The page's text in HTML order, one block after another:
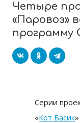
Четыре
«Паровоз»
программу
Серии
«Кот Басик